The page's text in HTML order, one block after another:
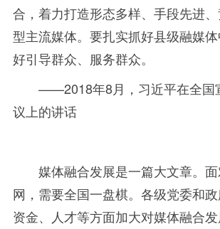
合，着力打造形态多样、手段先进
型主流媒体。要扎实抓好县级融媒
好引导群众、服务群众。
——2018年8月，习近平在全国
议上的讲话
媒体融合发展是一篇大文章。
网，需要全国一盘棋。各级党委和政
资金、人才等方面加大对媒体融合